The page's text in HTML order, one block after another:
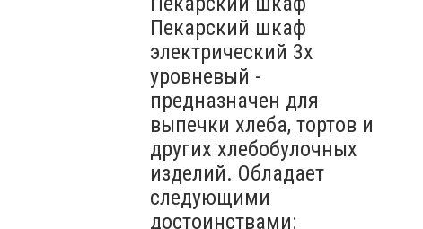
Пекарский шкаф
электрический 3х
уровневый -
предназначен для
выпечки хлеба, тортов и
других хлебобулочных
изделий. Обладает
следующими
достоинствами: